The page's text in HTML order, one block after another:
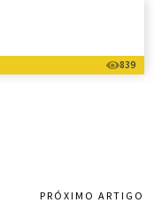
839
PRÓXIMO ARTIGO